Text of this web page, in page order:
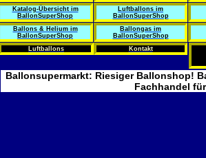
Katalog-Übersicht im
BallonSuperShop
Luftballons im
BallonSuperShop
Ballons & Helium im
BallonSuperShop
Ballongas im
BallonSuperShop
Luftballons
Kontakt
Ballonsupermarkt: Riesiger Ballonshop!
Fachhandel